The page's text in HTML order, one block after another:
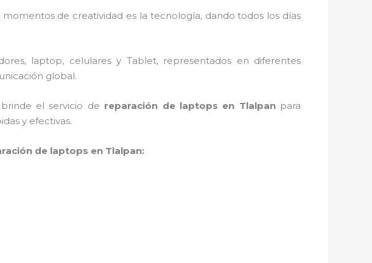
de creatividad es la tecnología, dando todos los días
laptop, celulares y Tablet, representados en diferentes
global.
el servicio de reparación de laptops en Tlalpan para
y efectivas.
de laptops en Tlalpan: